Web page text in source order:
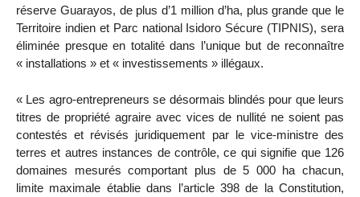
réserve Guarayos, de plus d’1 million d’ha, plus grande que le
Territoire indien et Parc national Isidoro Sécure (TIPNIS), sera
éliminée presque en totalité dans l’unique but de reconnaître
« installations » et « investissements » illégaux.
« Les agro-entrepreneurs se désormais blindés pour que leurs
titres de propriété agraire avec vices de nullité ne soient pas
contestés et révisés juridiquement par le vice-ministre des
terres et autres instances de contrôle, ce qui signifie que 126
domaines mesurés comportant plus de 5 000 ha chacun,
limite maximale établie dans l’article 398 de la Constitution,